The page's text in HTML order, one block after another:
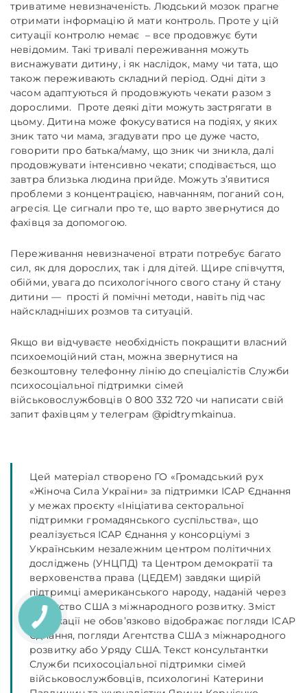
триватиме невизначеність. Людський мозок прагне
отримати інформацію й мати контроль. Проте у цій
ситуації контролю немає – все продовжує бути
невідомим. Такі тривалі переживання можуть
виснажувати дитину, і як наслідок, маму чи тата, що
також переживають складний період. Одні діти з
часом адаптуються й продовжують чекати разом з
дорослими. Проте деякі діти можуть застрягати в
цьому. Дитина може фокусуватися на подіях, у яких
зник тато чи мама, згадувати про це дуже часто,
говорити про батька/маму, що зник чи зникла, далі
продовжувати інтенсивно чекати; сподівається, що
завтра близька людина прийде. Можуть з’явитися
проблеми з концентрацією, навчанням, поганий сон,
агресія. Це сигнали про те, що варто звернутися до
фахівця за допомогою.
Переживання невизначеної втрати потребує багато
сил, як для дорослих, так і для дітей. Щире співчуття,
обійми, увага до психологічного свого стану й стану
дитини — прості й помічні методи, навіть під час
найскладніших розмов та ситуацій.
Якщо ви відчуваєте необхідність покращити власний
психоемоційний стан, можна звернутися на
безкоштовну телефонну лінію до спеціалістів Служби
психосоціальної підтримки сімей
військовослужбовців 0 800 332 720 чи написати свій
запит фахівцям у телеграм @pidtrymkainua.
Цей матеріал створено ГО «Громадський рух
«Жіноча Сила України» за підтримки ІСАР Єднання
у межах проєкту «Ініціатива секторальної
підтримки громадянського суспільства», що
реалізується ІСАР Єднання у консорціумі з
Українським незалежним центром політичних
досліджень (УНЦПД) та Центром демократії та
верховенства права (ЦЕДЕМ) завдяки щирій
підтримці американського народу, наданій через
Агентство США з міжнародного розвитку. Зміст
публікації не обов’язково відображає погляди ІСАР
Єднання, погляди Агентства США з міжнародного
розвитку або Уряду США. Текст консультантки
Служби психосоціальної підтримки сімей
військовослужбовців, психологині Катерини